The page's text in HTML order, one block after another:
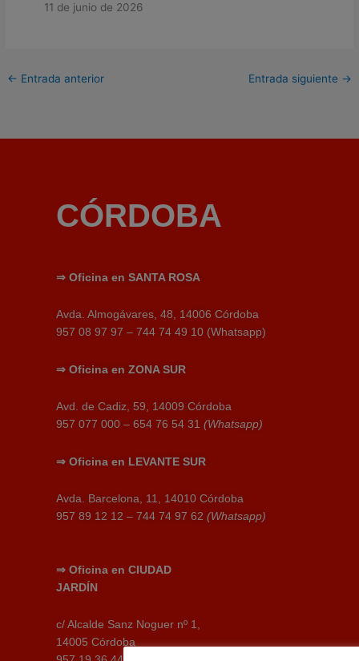
11 de junio de 2026
← Entrada anterior Entrada siguiente →
CÓRDOBA
⇒ Oficina en SANTA ROSA
Avda. Almogávares, 48, 14006 Córdoba
957 08 97 97 – 744 74 49 10 (Whatsapp)
⇒ Oficina en ZONA SUR
Avd. de Cadiz, 59, 14009 Córdoba
957 077 000 – 654 76 54 31 (Whatsapp)
⇒ Oficina en LEVANTE SUR
Avda. Barcelona, 11, 14010 Córdoba
957 89 12 12 – 744 74 97 62 (Whatsapp)
⇒ Oficina en CIUDAD
JARDÍN
c/ Alcalde Sanz Noguer nº 1,
14005 Córdoba